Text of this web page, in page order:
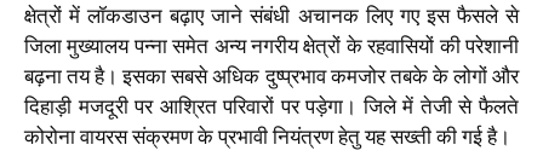
क्षेत्रों में लॉकडाउन बढ़ाए जाने संबंधी अचानक लिए गए इस फैसले से
जिला मुख्यालय पन्ना समेत अन्य नगरीय क्षेत्रों के रहवासियों की परेशानी
बढ़ना तय है। इसका सबसे अधिक दुष्प्रभाव कमजोर तबके के लोगों और
दिहाड़ी मजदूरी पर आश्रित परिवारों पर पड़ेगा। जिले में तेजी से फैलते
कोरोना वायरस संक्रमण के प्रभावी नियंत्रण हेतु यह सख्ती की गई है।